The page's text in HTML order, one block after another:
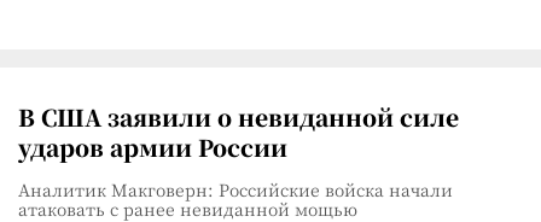
В США заявили о невиданной силе
ударов армии России
Аналитик Макговерн: Российские войска начали
атаковать с ранее невиданной мощью